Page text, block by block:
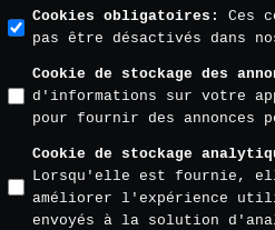
Cookies obligatoires :
Ces
pas être désactivés dans
Cookie de stockage des
d'informations sur votre
pour fournir des annonces
Cookie de stockage
Lorsqu'elle est fournie,
améliorer l'expérience
envoyés à la solution